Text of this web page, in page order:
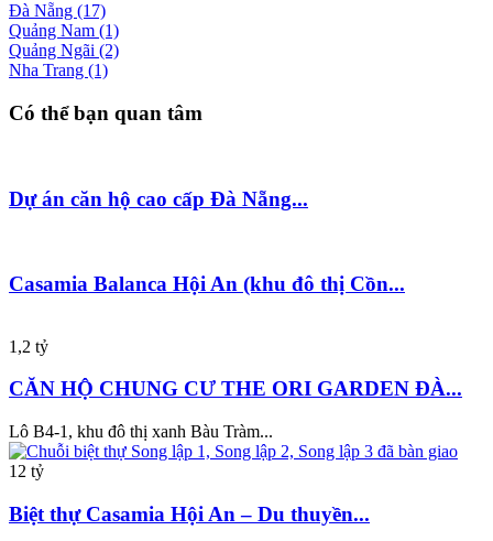
Đà Nẵng (17)
Quảng Nam (1)
Quảng Ngãi (2)
Nha Trang (1)
Có thể bạn quan tâm
Dự án căn hộ cao cấp Đà Nẵng...
Casamia Balanca Hội An (khu đô thị Cồn...
1,2 tỷ
CĂN HỘ CHUNG CƯ THE ORI GARDEN ĐÀ...
Lô B4-1, khu đô thị xanh Bàu Tràm...
12 tỷ
Biệt thự Casamia Hội An – Du thuyền...